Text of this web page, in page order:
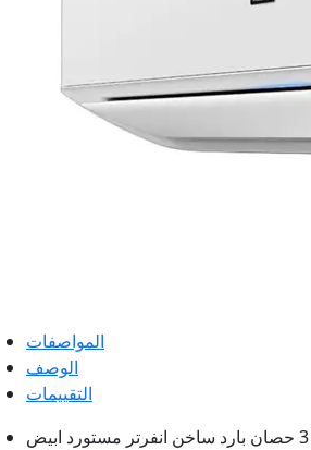
المواصفات
الوصف
التقييمات